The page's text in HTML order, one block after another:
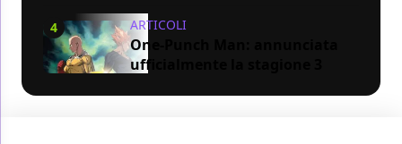
4 ARTICOLI
One-Punch Man: annunciata
ufficialmente la stagione 3